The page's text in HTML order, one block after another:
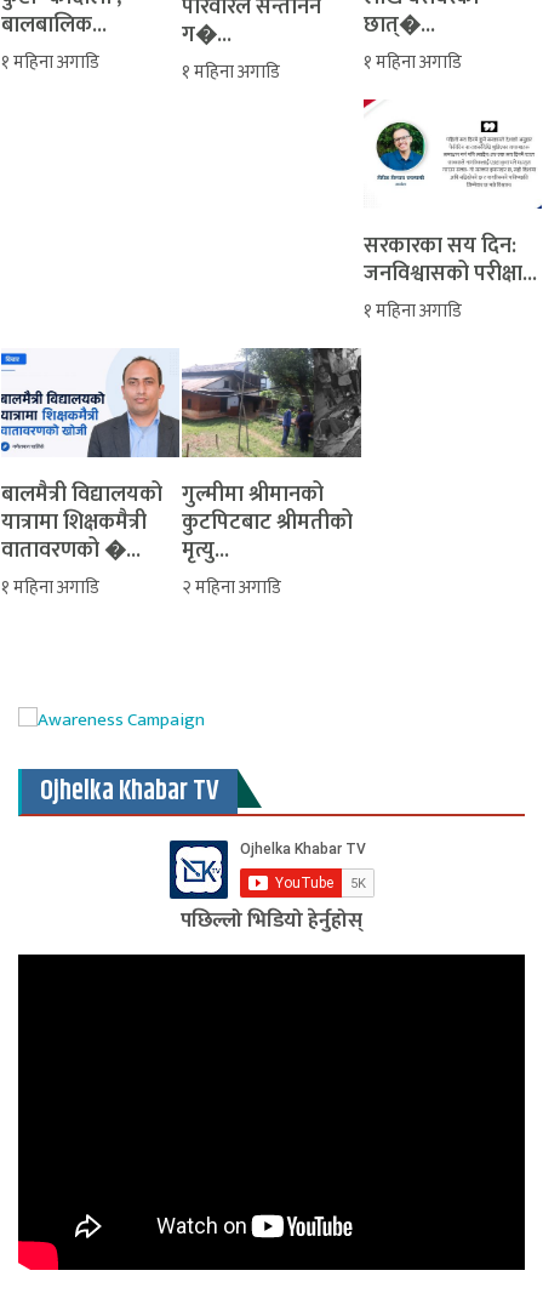
बालबालिक...
१ महिना अगाडि
ग�...
१ महिना अगाडि
छात्�...
१ महिना अगाडि
सरकारका सय दिन:
जनविश्वासको परीक्षा...
१ महिना अगाडि
बालमैत्री विद्यालयको
यात्रामा शिक्षकमैत्री
वातावरणको �...
१ महिना अगाडि
‎गुल्मीमा श्रीमानको
कुटपिटबाट श्रीमतीको
मृत्यु...
२ महिना अगाडि
Ojhelka Khabar TV
पछिल्लो भिडियो हेर्नुहोस्